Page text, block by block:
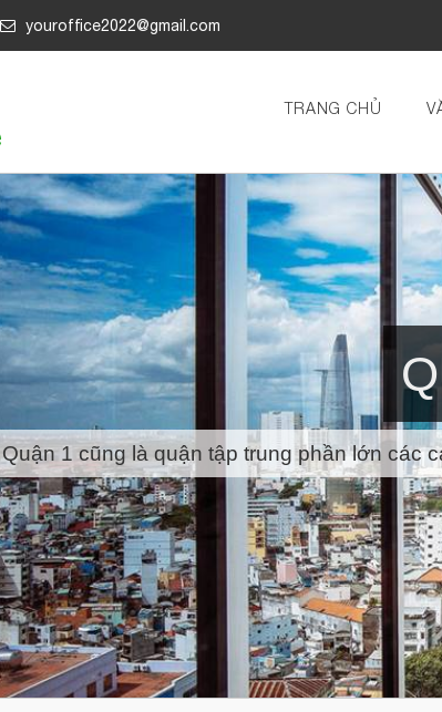
youroffice2022@gmail.com
TRANG CHỦ
Quận 1 cũng là quận tập trung phần lớn các